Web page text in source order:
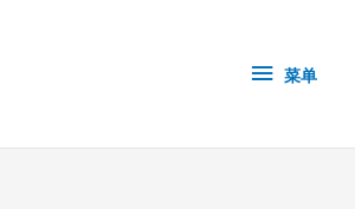
单 菜单